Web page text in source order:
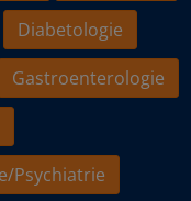
Diabetologie
Gastroenterologie
Psychiatrie